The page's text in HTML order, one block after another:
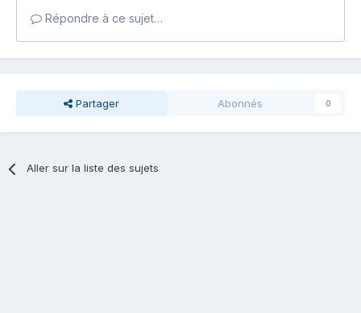
Répondre à ce sujet…
Partager Abonnés 0
Aller sur la liste des sujets